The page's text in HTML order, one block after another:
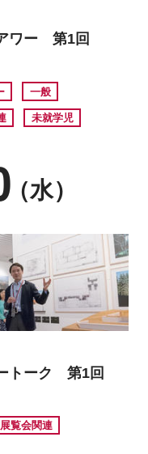
ワー 第1回
一般
未就学児
（水）
トーク 第1回
展覧会関連